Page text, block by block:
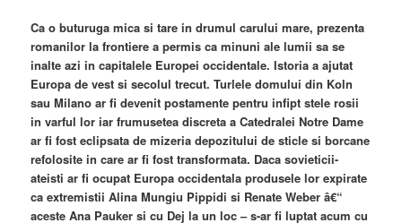
Ca o buturuga mica si tare in drumul carului mare, prezenta
romanilor la frontiere a permis ca minuni ale lumii sa se
inalte azi in capitalele Europei occidentale. Istoria a ajutat
Europa de vest si secolul trecut. Turlele domului din Koln
sau Milano ar fi devenit postamente pentru infipt stele rosii
in varful lor iar frumusetea discreta a Catedralei Notre Dame
ar fi fost eclipsata de mizeria depozitului de sticle si borcane
refolosite in care ar fi fost transformata. Daca sovieticii-
ateisti ar fi ocupat Europa occidentala produsele lor expirate
ca extremistii Alina Mungiu Pippidi si Renate Weber â€“
aceste Ana Pauker si cu Dej la un loc – s-ar fi luptat acum cu